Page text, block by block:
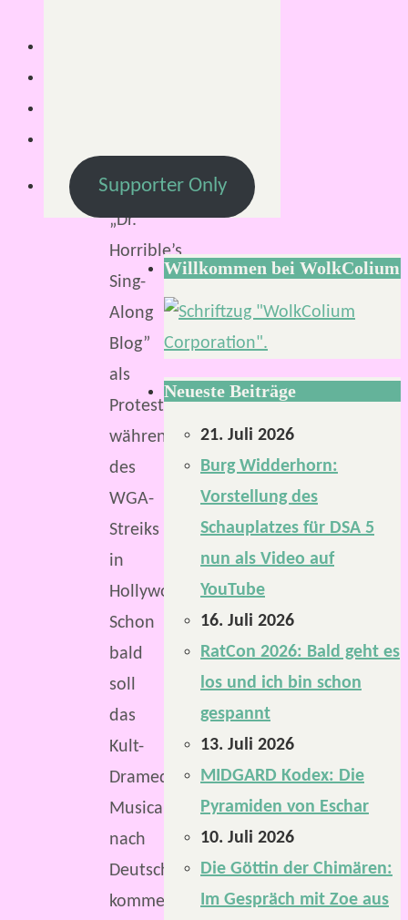
2008
entstand
„Dr.
Horrible’s
Sing-
Along
Blog”
als
Protestprojekt
während
des
WGA-
Streiks
in
Hollywood.
Schon
bald
soll
das
Kult-
Dramedy-
Musical
nach
Deutschland
kommen.
Supporter Only
Willkommen bei WolkColium
Neueste Beiträge
21. Juli 2026
Burg Widderhorn:
Vorstellung des
Schauplatzes für DSA 5
nun als Video auf
YouTube
16. Juli 2026
RatCon 2026: Bald geht es
los und ich bin schon
gespannt
13. Juli 2026
MIDGARD Kodex: Die
Pyramiden von Eschar
10. Juli 2026
Die Göttin der Chimären:
Im Gespräch mit Zoe aus